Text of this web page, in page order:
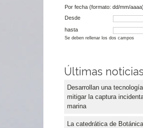
Por fecha (formato: dd/mm/aaaa)
Desde
hasta
Se deben rellenar los dos campos
Últimas noticias
Desarrollan una
mitigar la captura
marina
La catedrática de